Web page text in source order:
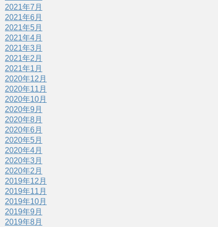
2021年7月
2021年6月
2021年5月
2021年4月
2021年3月
2021年2月
2021年1月
2020年12月
2020年11月
2020年10月
2020年9月
2020年8月
2020年6月
2020年5月
2020年4月
2020年3月
2020年2月
2019年12月
2019年11月
2019年10月
2019年9月
2019年8月